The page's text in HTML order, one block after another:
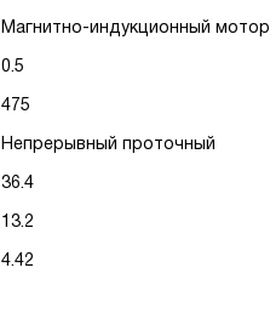
Магнитно-индукционный мотор
0.5
475
Непрерывный проточный
36.4
13.2
4.42